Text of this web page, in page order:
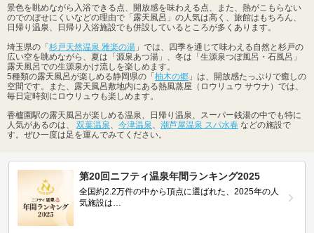
景色を眺めながら入浴できる点、開放感を味わえる点、また、熱がこもらない
のでのぼせにくいなどの理由で「露天風呂」の人気は高く、旅館はもちろん、
日帰り温泉、日帰り入浴施設でも併設しているところが多くあります。
埼玉県の「 杉戸天然温泉 雅楽の湯 」では、四季を通じて味わえる自然と杉戸の
広い空を眺めながら、夏は「源泉あつ湯」、冬は「生源泉つぼ風呂・石風呂」
露天風呂での生源泉かけ流しを楽しめます。
5種類の露天風呂が楽しめる静岡県の「 柚木の郷 」は、開放感たっぷりで癒しの
空間です。また、露天風呂敷地内にある熱風蒸屋（ロウリュウ サウナ）では、
毎日定時刻にロウリュウも楽しめます。
香櫨園駅の露天風呂が楽しめる温泉、日帰り温泉、スーパー銭湯の中でも特に
人気があるのは、 双葉温泉、 今津温泉、 潮芦屋温泉 スパ水春 などの施設で
す。ぜひ一度は足を運んでみてください。
第20回ニフティ温泉年間ランキング2025
全国約2.2万件の中から頂点に選ばれた、2025年の人
気施設は…